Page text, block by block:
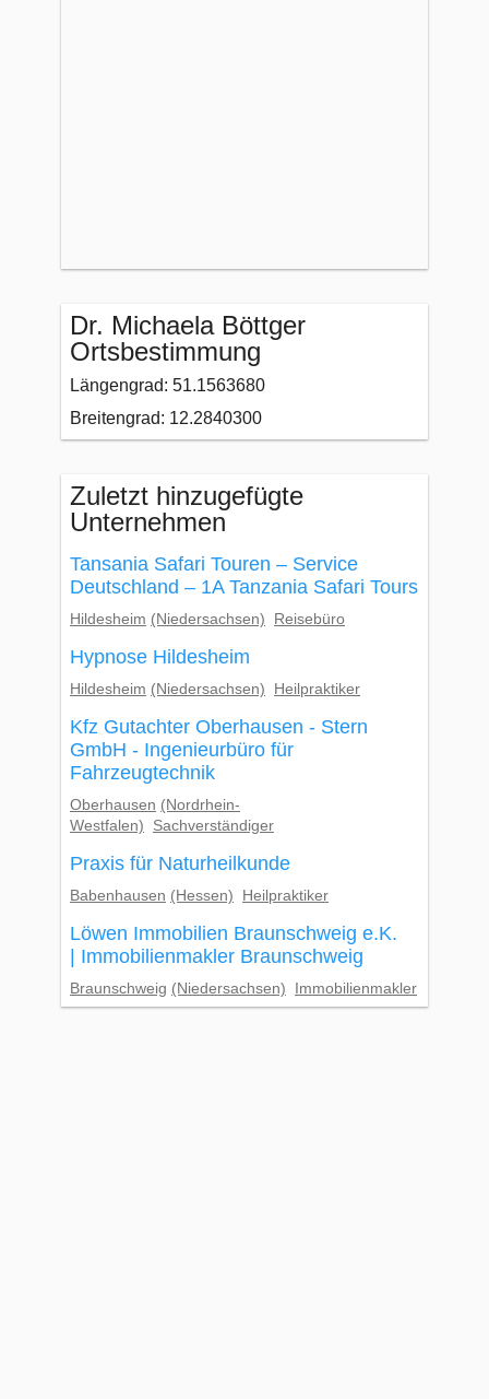
Dr. Michaela Böttger
Ortsbestimmung
Längengrad: 51.1563680
Breitengrad: 12.2840300
Zuletzt hinzugefügte
Unternehmen
Tansania Safari Touren – Service
Deutschland – 1A Tanzania Safari Tours
Hildesheim (Niedersachsen) Reisebüro
Hypnose Hildesheim
Hildesheim (Niedersachsen) Heilpraktiker
Kfz Gutachter Oberhausen - Stern
GmbH - Ingenieurbüro für
Fahrzeugtechnik
Oberhausen (Nordrhein-
Westfalen)
Sachverständiger
Praxis für Naturheilkunde
Babenhausen (Hessen) Heilpraktiker
Löwen Immobilien Braunschweig e.K.
| Immobilienmakler Braunschweig
Braunschweig (Niedersachsen) Immobilienmakler